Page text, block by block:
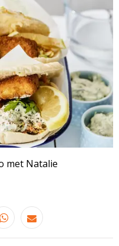
met Natalie